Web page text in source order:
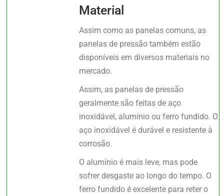
Material
Assim como as panelas comuns, as
panelas de pressão também estão
disponíveis em diversos materiais no
mercado.
Assim, as panelas de pressão
geralmente são feitas de aço
inoxidável, alumínio ou ferro fundido. O
aço inoxidável é durável e resistente à
corrosão.
O alumínio é mais leve, mas pode
sofrer desgaste ao longo do tempo. O
ferro fundido é excelente para reter o